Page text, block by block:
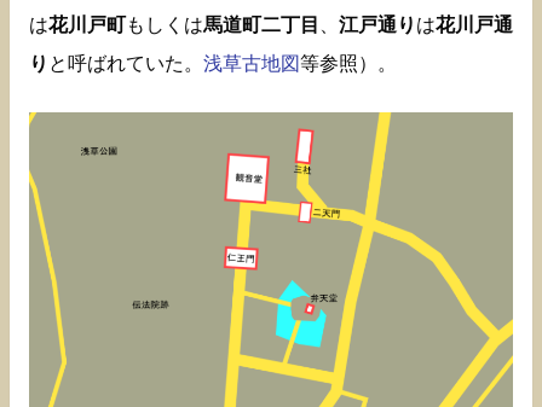
は花川戸町もしくは馬道町二丁目 江戸通り は花川戸通
り と呼ばれていた。 浅草古地図等参照）。